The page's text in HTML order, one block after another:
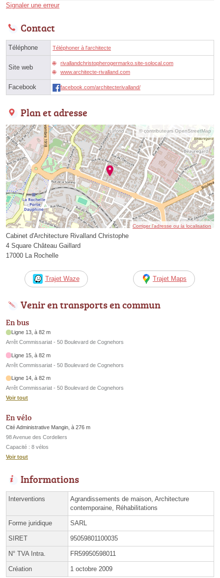
Signaler une erreur
Contact
Téléphone Téléphoner à l'architecte
Site web
rivallandchristopherogermarko.site-solocal.com
www.architecte-rivalland.com
Facebook facebook.com/architecterivalland/
Plan et adresse
© contributeurs OpenStreetMap
Corriger l’adresse ou la localisation
Cabinet d'Architecture Rivalland Christophe
4 Square Château Gaillard
17000 La Rochelle
Trajet Waze Trajet Maps
Venir en transports en commun
En bus
Ligne 13, à 82 m
Arrêt Commissariat - 50 Boulevard de Cognehors
Ligne 15, à 82 m
Arrêt Commissariat - 50 Boulevard de Cognehors
Ligne 14, à 82 m
Arrêt Commissariat - 50 Boulevard de Cognehors
Voir tout
En vélo
Cité Administrative Mangin, à 276 m
98 Avenue des Cordeliers
Capacité : 8 vélos
Voir tout
Informations
Interventions
Agrandissements de maison, Architecture
contemporaine, Réhabilitations
Forme juridique SARL
SIRET 95059801100035
N° TVA Intra. FR59950598011
Création 1 octobre 2009